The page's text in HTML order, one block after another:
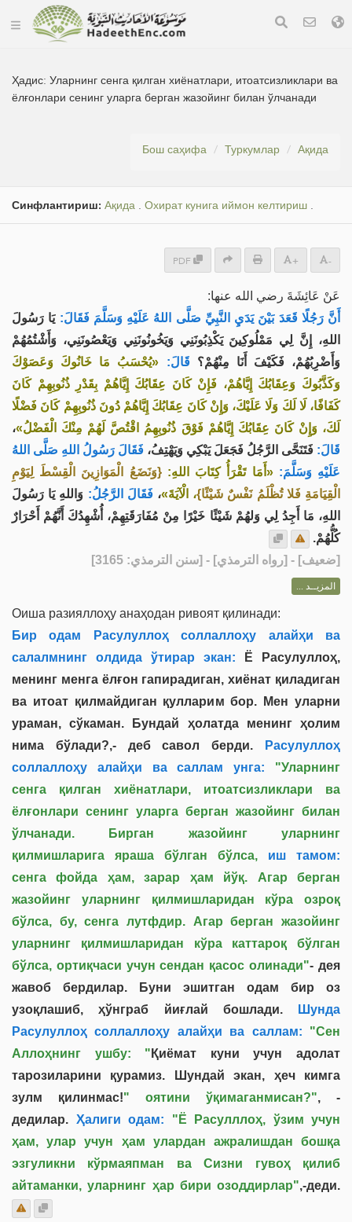
Ҳадис:Уларнинг сенга қилган хиёнатлари, итоатсизликлари ва
ёлғонлари сенинг уларга берган жазойинг билан ўлчанади
Бош саҳифа Туркумлар Ақида
Синфлантириш: Ақида . Охират кунига иймон келтириш .
PDF + -
عَنْ ‌عَائِشَةَ رضي الله عنها:
أَنَّ رَجُلًا قَعَدَ بَيْنَ يَدَيِ النَّبِيِّ صَلَّى اللهُ عَلَيْهِ وَسَلَّمَ فَقَالَ: يَا رَسُولَ
اللهِ، إِنَّ لِي مَمْلُوكِينَ يَكْذِبُونَنِي وَيَخُونُونَنِي وَيَعْصُونَنِي، وَأَشْتُمُهُمْ
وَأَضْرِبُهُمْ، فَكَيْفَ أَنَا مِنْهُمْ؟ قَالَ:
«يُحْسَبُ مَا خَانُوكَ وَعَصَوْكَ
وَكَذَّبُوكَ وَعِقَابُكَ إِيَّاهُمْ، فَإِنْ كَانَ عِقَابُكَ إِيَّاهُمْ بِقَدْرِ ذُنُوبِهِمْ كَانَ
كَفَافًا، لَا لَكَ وَلَا عَلَيْكَ، وَإِنْ كَانَ عِقَابُكَ إِيَّاهُمْ دُونَ ذُنُوبِهِمْ كَانَ فَضْلًا
لَكَ، وَإِنْ كَانَ عِقَابُكَ إِيَّاهُمْ فَوْقَ ذُنُوبِهِمُ اقْتُصَّ لَهُمْ مِنْكَ الْفَضْلُ»،
قَالَ: فَتَنَحَّى الرَّجُلُ فَجَعَلَ يَبْكِي وَيَهْتِفُ، فَقَالَ رَسُولُ اللهِ صَلَّى اللهُ
عَلَيْهِ وَسَلَّمَ: «أَمَا تَقْرَأُ كِتَابَ اللهِ:{وَنَضَعُ الْمَوَازِينَ الْقِسْطَ لِيَوْمِ
الْقِيَامَةِ فَلا تُظْلَمُ نَفْسٌ شَيْئًا}، الْآيَةَ»، فَقَالَ الرَّجُلُ: وَاللهِ يَا رَسُولَ
اللهِ، مَا أَجِدُ لِي وَلهُمْ شَيْئًا خَيْرًا مِنْ مُفَارَقَتِهِمْ، أُشْهِدُكَ أَنَّهُمْ أَحْرَارٌ
كُلُّهُمْ.
[ضعيف] - [رواه الترمذي] - [سنن الترمذي: 3165]
المزيــد ...
Оиша разияллоҳу анаҳодан ривоят қилинади:
Бир одам Расулуллоҳ соллаллоҳу алайҳи ва
салалмнинг олдида ўтирар экан: Ё Расулуллоҳ,
менинг менга ёлғон гапирадиган, хиёнат қиладиган
ва итоат қилмайдиган қулларим бор. Мен уларни
ураман, сўкаман. Бундай ҳолатда менинг ҳолим
нима бўлади?,- деб савол берди. Расулуллоҳ
соллаллоҳу алайҳи ва саллам унга:
"Уларнинг
сенга қилган хиёнатлари, итоатсизликлари ва
ёлғонлари сенинг уларга берган жазойинг билан
ўлчанади. Бирган жазойинг уларнинг
қилмишларига яраша бўлган бўлса, иш тамом:
сенга фойда ҳам, зарар ҳам йўқ. Агар берган
жазойинг уларнинг қилмишларидан кўра озроқ
бўлса, бу, сенга лутфдир. Агар берган жазойинг
уларнинг қилмишларидан кўра каттароқ бўлган
бўлса, ортиқчаси учун сендан қасос олинади"- дея
жавоб бердилар. Буни эшитган одам бир оз
узоқлашиб, ҳўнграб йиғлай бошлади.Шунда
Расулуллоҳ соллаллоҳу алайҳи ва саллам:
"Сен
Аллоҳнинг ушбу: " Қиёмат куни учун адолат
тарозиларини қурамиз. Шундай экан, ҳеч кимга
зулм қилинмас!" оятини ўқимаганмисан?", -
дедилар. Ҳалиги одам:
"Ё Расулллоҳ, ўзим учун
ҳам, улар учун ҳам улардан ажралишдан бошқа
эзгуликни кўрмаяпман ва Сизни гувоҳ қилиб
айтаманки, уларнинг ҳар бири озоддирлар",-деди.